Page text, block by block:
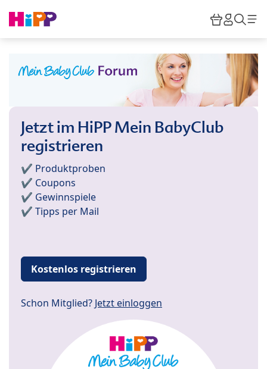
HiPP
Jetzt im HiPP Mein BabyClub
registrieren
✔️ Produktproben
✔️ Coupons
✔️ Gewinnspiele
✔️ Tipps per Mail
Kostenlos registrieren
Schon Mitglied? Jetzt einloggen